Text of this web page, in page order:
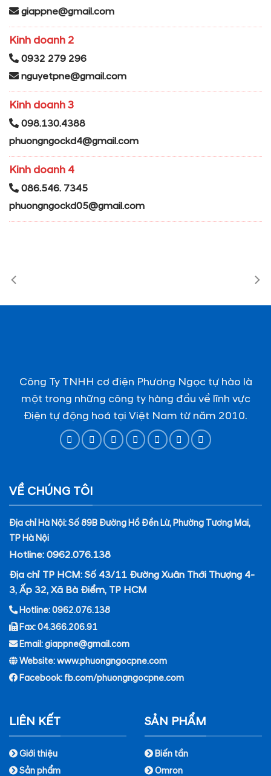
giappne@gmail.com
Kinh doanh 2
0932 279 296
nguyetpne@gmail.com
Kinh doanh 3
098.130.4388
phuongngockd4@gmail.com
Kinh doanh 4
086.546. 7345
phuongngockd05@gmail.com
Công Ty TNHH cơ điện Phương Ngọc tự hào là
một trong những công ty hàng đầu về lĩnh vực
Điện tự động hoá tại Việt Nam từ năm 2010.
VỀ CHÚNG TÔI
Địa chỉ Hà Nội: Số 89B Đường Hồ Đền Lừ, Phường Tương Mai,
TP Hà Nội
Hotline: 0962.076.138
Địa chỉ TP HCM: Số 43/11 Đường Xuân Thới Thượng 4-
3, Ấp 32, Xã Bà Điểm, TP HCM
Hotline: 0962.076.138
Fax: 04.366.206.91
Email: giappne@gmail.com
Website: www.phuongngocpne.com
Facebook: fb.com/phuongngocpne.com
LIÊN KẾT
Giới thiệu
Sản phẩm
SẢN PHẨM
Biến tần
Omron